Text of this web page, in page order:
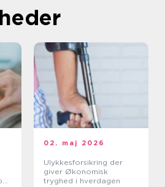
02. maj 2026
Ulykkesforsikring der
giver Økonomisk
tryghed i hverdagen